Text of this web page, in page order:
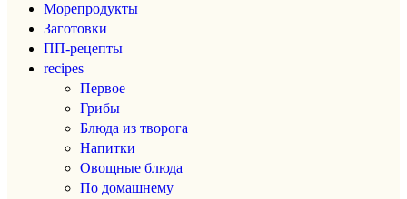
Морепродукты
Заготовки
ПП-рецепты
recipes
Первое
Грибы
Блюда из творога
Напитки
Овощные блюда
По домашнему